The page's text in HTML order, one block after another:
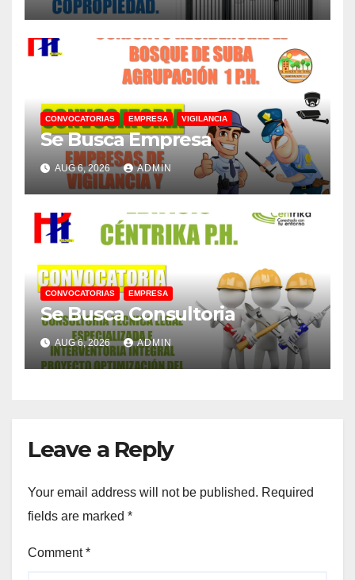
CONVOCATORIAS EMPRESA VIGILANCIA
Se Busca Empresa
AUG 6, 2026 ADMIN
CONVOCATORIAS EMPRESA
Se Busca Consultoria
AUG 6, 2026 ADMIN
Leave a Reply
Your email address will not be published. Required
fields are marked *
Comment*